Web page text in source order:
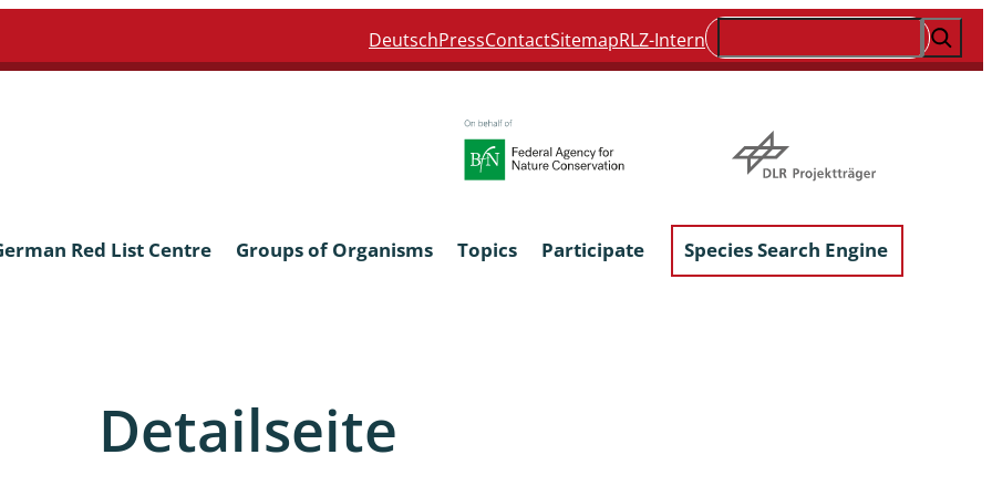
DeutschPressContactSitemapRLZ-InternSuchen
Red List Centre Groups of Organisms
& Asellota
Bacillariophyta
Topics Participate Species Search Engine
Detailseite